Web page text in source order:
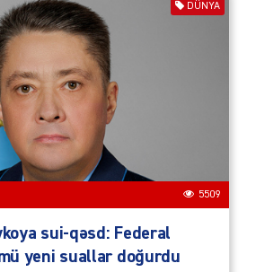
DÜNYA
5509
sui-qəsd: Federal
yeni suallar doğurdu